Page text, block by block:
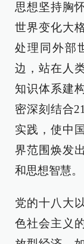
思想坚持胸
世界变化大
处理同外部
边，站在人
知识体系建
密深刻结合
实践，使中
界范围焕发
和思想智慧。
党的十八大
色社会主义